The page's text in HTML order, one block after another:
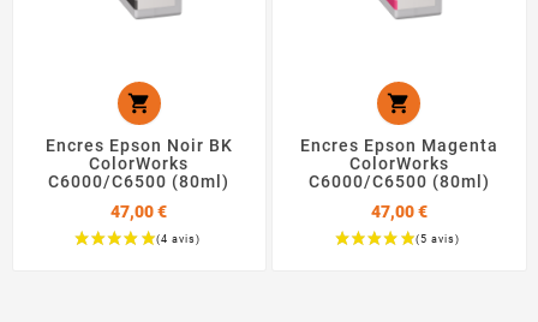

Encres Epson Noir BK
ColorWorks
C6000/C6500 (80ml)
47,00 €
Prix

Encres Epson Magenta
ColorWorks
C6000/C6500 (80ml)
47,00 €
Prix